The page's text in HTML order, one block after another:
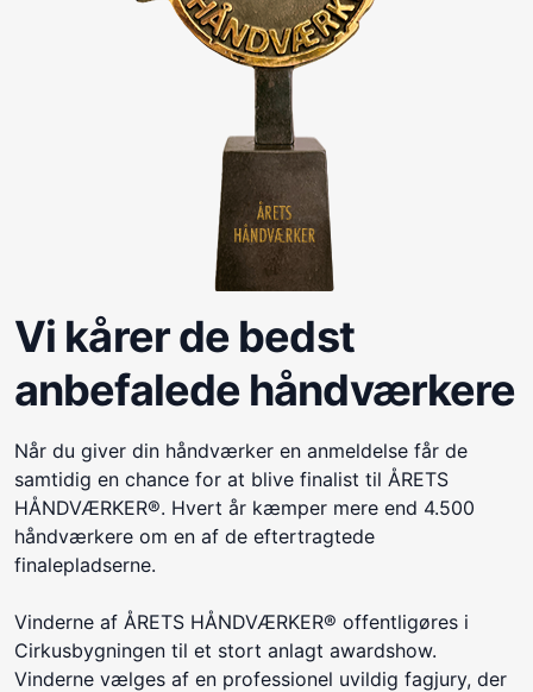
Vi kårer de bedst
anbefalede håndværkere
Når du giver din håndværker en anmeldelse får de
samtidig en chance for at blive finalist til ÅRETS
HÅNDVÆRKER®. Hvert år kæmper mere end 4.500
håndværkere om en af de eftertragtede
finalepladserne.
Vinderne af ÅRETS HÅNDVÆRKER® offentligøres i
Cirkusbygningen til et stort anlagt awardshow.
Vinderne vælges af en professionel uvildig fagjury, der